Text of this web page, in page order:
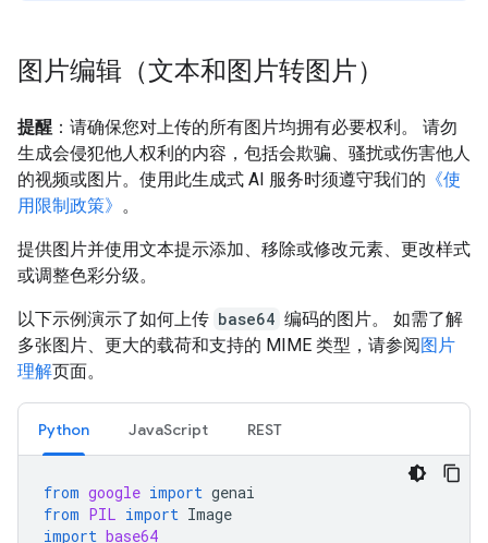
图片编辑（文本和图片转图片）
提醒 ：请确保您对上传的所有图片均拥有必要权利。 请勿
生成会侵犯他人权利的内容，包括会欺骗、骚扰或伤害他人
的视频或图片。使用此生成式 AI 服务时须遵守我们的 《使
用限制政策》 。
提供图片并使用文本提示添加、移除或修改元素、更改样式
或调整色彩分级。
以下示例演示了如何上传 base64 编码的图片。 如需了解
多张图片、更大的载荷和支持的 MIME 类型，请参阅图片
理解页面。
Python JavaScript REST
from google import genai
from PIL import Image
import base64